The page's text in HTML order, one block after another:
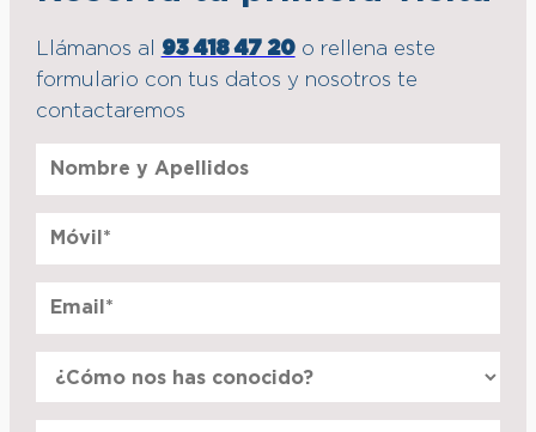
Llámanos al 93 418 47 20o rellena este
formulario con tus datos y nosotros te
contactaremos